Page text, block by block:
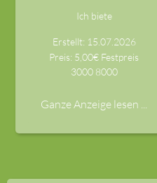
Ich biete
Erstellt: 15.07.2026
Preis: 5,00€ Festpreis
3000 8000
Ganze Anzeige lesen ...